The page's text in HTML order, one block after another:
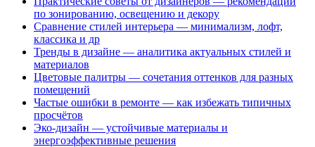
по зонированию, освещению и декору
Сравнение стилей интерьера — минимализм, лофт,
классика и др
Тренды в дизайне — аналитика актуальных стилей и
материалов
Цветовые палитры — сочетания оттенков для разных
помещений
Частые ошибки в ремонте — как избежать типичных
просчётов
Эко-дизайн — устойчивые материалы и
энергоэффективные решения